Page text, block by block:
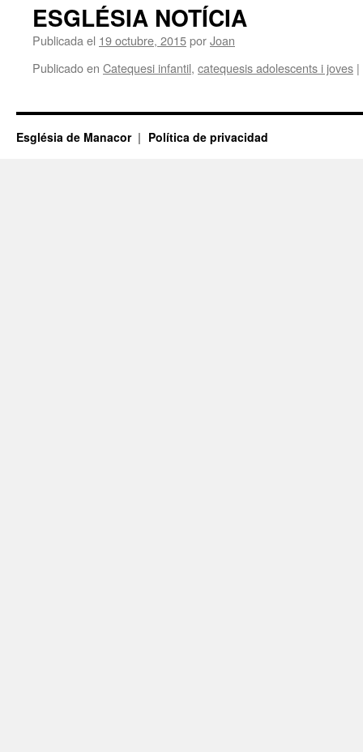
ESGLÉSIA NOTÍCIA
Publicada el 19 octubre, 2015porJoan
Publicado en Catequesi infantil, catequesis adolescents i joves |
Església de Manacor Política de privacidad